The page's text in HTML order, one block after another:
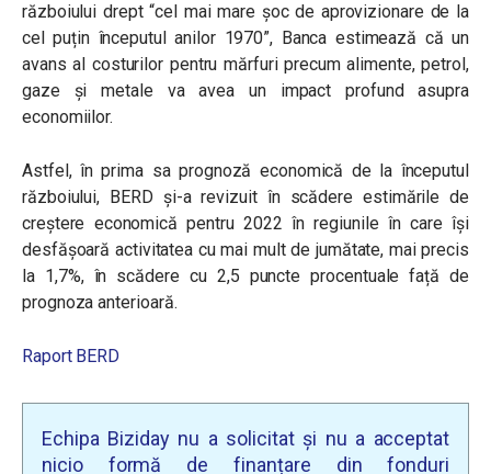
războiului drept “cel mai mare șoc de aprovizionare de la
cel puțin începutul anilor 1970”, Banca estimează că un
avans al costurilor pentru mărfuri precum alimente, petrol,
gaze și metale va avea un impact profund asupra
economiilor.
Astfel, în prima sa prognoză economică de la începutul
războiului, BERD și-a revizuit în scădere estimările de
creștere economică pentru 2022 în regiunile în care își
desfășoară activitatea cu mai mult de jumătate, mai precis
la 1,7%, în scădere cu 2,5 puncte procentuale față de
prognoza anterioară.
Raport BERD
Echipa Biziday nu a solicitat și nu a acceptat
nicio formă de finanțare din fonduri